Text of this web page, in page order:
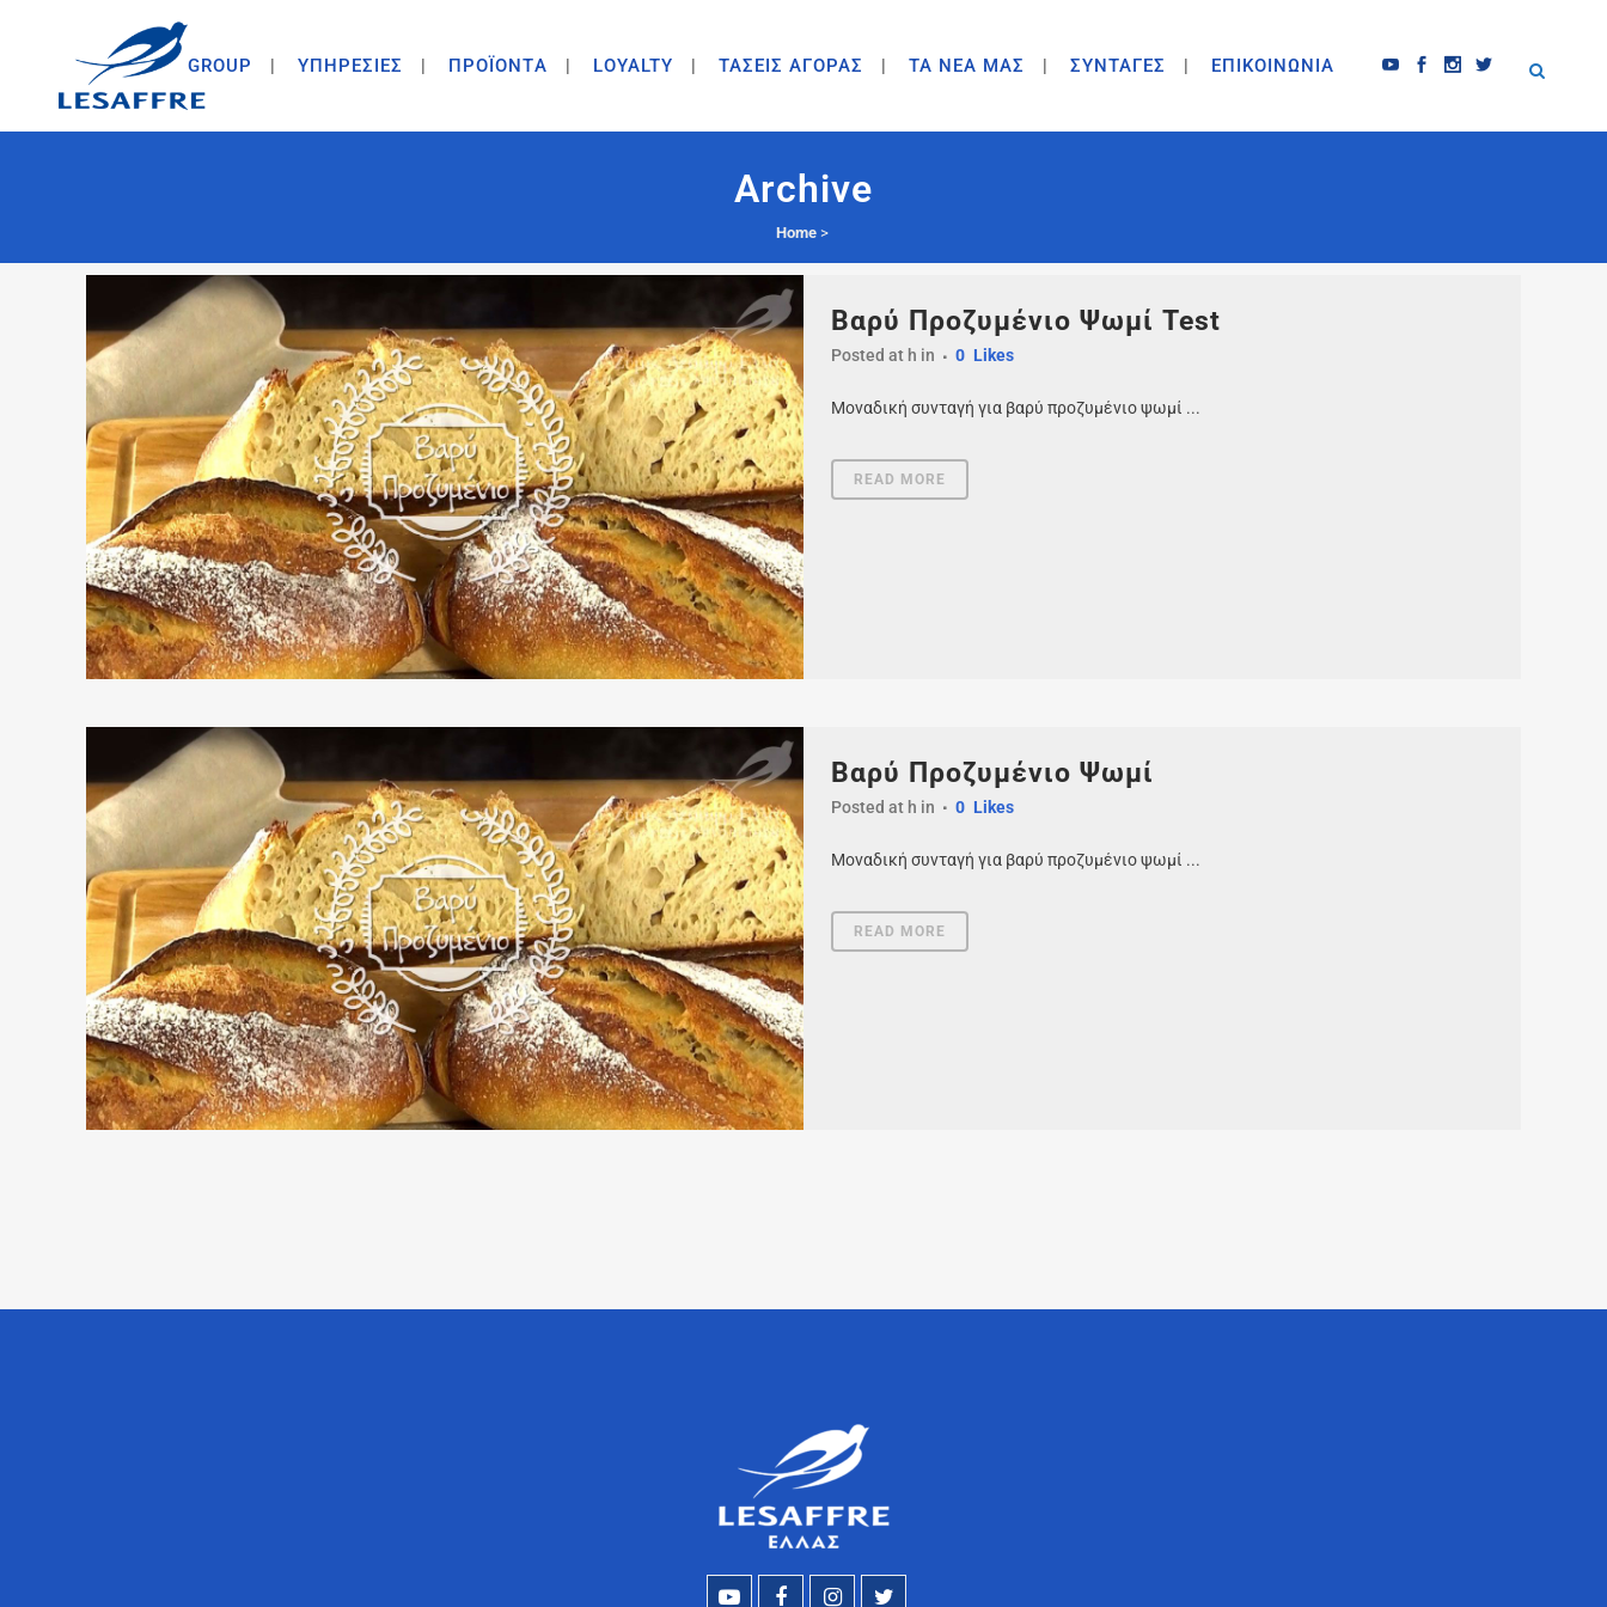
GROUP ΥΠΗΡΕΣΙΕΣ ΠΡΟΪΟΝΤA LOYALTY ΤΑΣΕΙΣ ΑΓΟΡΑΣ ΤΑ ΝΕΑ ΜΑΣ ΣΥΝΤΑΓΕΣ ΕΠΙΚΟΙΝΩΝΙΑ
Archive
Home>
Βαρύ Προζυμένιο Ψωμί Test
Posted at h in 0 Likes
Μοναδική συνταγή για βαρύ προζυμένιο ψωμί ...
READ MORE
Βαρύ Προζυμένιο Ψωμί
Posted at h in 0 Likes
Μοναδική συνταγή για βαρύ προζυμένιο ψωμί ...
READ MORE